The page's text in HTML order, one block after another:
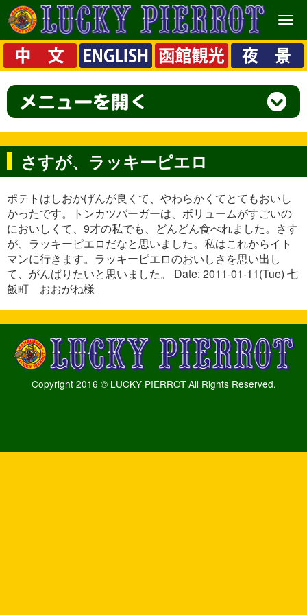
メ
ニ
ュ
ー
さすが、ラッキーピエロ
ポテトはしおかげんが良くて、やわらかくてとてもおいし
かったです。トンカツバーガーは、ボリュームがすごいの
においしくて、9才の私でも、どんどん食べれました。さす
が、ラッキーピエロだなと思いました。私はこれからイト
マンに行きます。ラッキーピエロのおいしさを思い出し
て、がんばりたいと思いました。 Date: 2011-01-11(Tue) 七
飯町 おおがね様
Copyright 2016 © LUCKY PIERROT All Rights Reserved.